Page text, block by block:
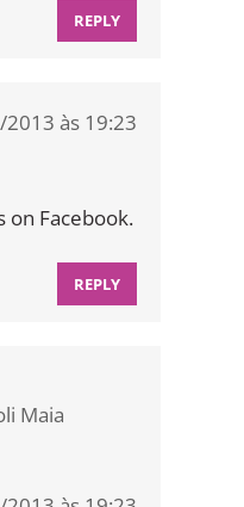
REPLY
às 19:23
on Facebook.
REPLY
Maia